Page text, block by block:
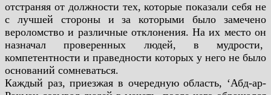
отстраняя от должности тех, которые показали себя не
с лучшей стороны и закоторыми было замечено
вероломство и различные отклонения. Наих место он
назначал проверенных людей, в мудрости,
компетентности и праведности которых у него не было
оснований сомневаться.
Каждый раз, приезжая в очередную область, ‘Абд-ар-